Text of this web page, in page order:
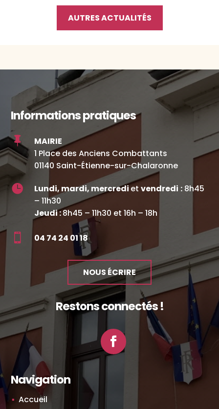
AUTRES ACTUALITÉS
Informations pratiques

MAIRIE
1 Place des Anciens Combattants
01140 Saint-Étienne-sur-Chalaronne
 Lundi, mardi, mercrediet vendredi :8h45
– 11h30
Jeudi :8h45 – 11h30 et 16h – 18h
 04 74 24 01 18
NOUS ÉCRIRE
Restons connectés !
Facebook
Navigation
Accueil